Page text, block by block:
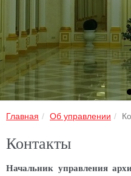
Главная Об управлении
Контакты
Начальник управления